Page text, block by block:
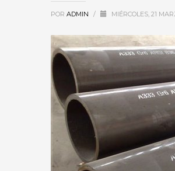
POR ADMIN / MIÉRCOLES, 21